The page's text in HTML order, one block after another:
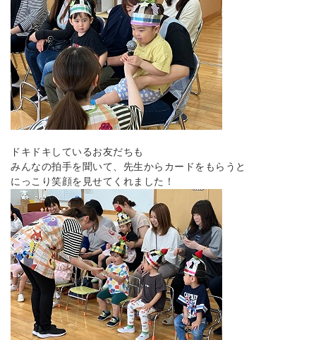
ドキドキしているお友だちも
みんなの拍手を聞いて、先生からカードをもらうと
にっこり笑顔を見せてくれました！